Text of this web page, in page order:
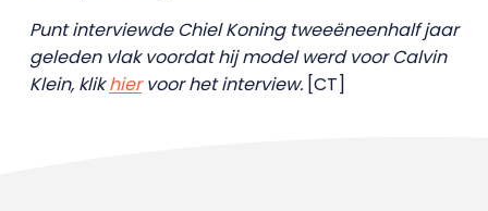
Punt interviewde Chiel Koning tweeëneenhalf jaar
geleden vlak voordat hij model werd voor Calvin
Klein, klikhiervoor het interview.[CT]